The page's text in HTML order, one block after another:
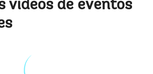
videos de eventos